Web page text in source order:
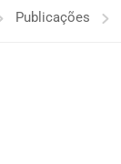
Publicações